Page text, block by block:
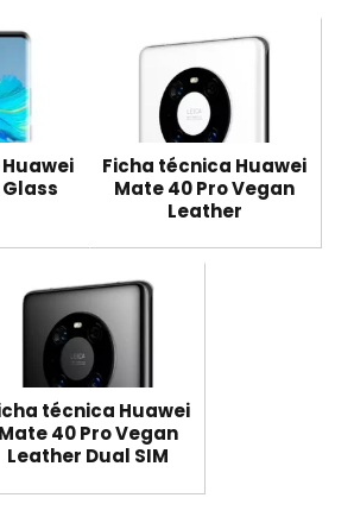
Ficha técnica Huawei
Mate 40 Pro Vegan
Leather
técnica Huawei
Mate 40 Pro Vegan
Leather Dual SIM